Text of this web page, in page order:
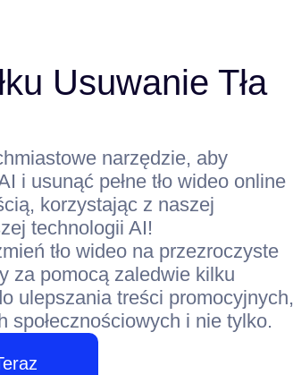
Usuwanie Tła
narzędzie, aby
i usunąć pełne tło wideo online
korzystając z naszej
technologii AI!
tło wideo na przezroczyste
za pomocą zaledwie kilku
ulepszania treści promocyjnych,
społecznościowych i nie tylko.